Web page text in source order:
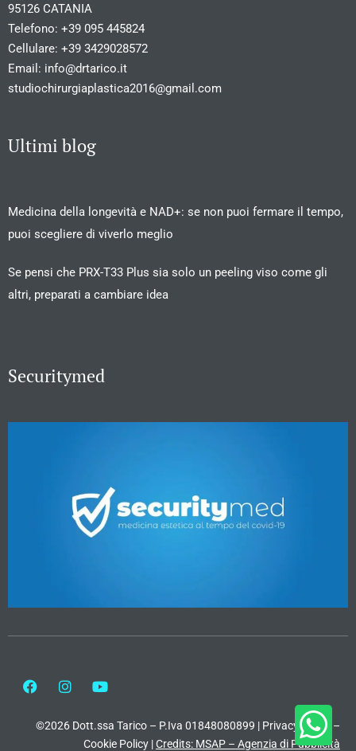
95126 CATANIA
Telefono: +39 095 445824
Cellulare: +39 3429028572
Email: info@drtarico.it
studiochirurgiaplastica2016@gmail.com
Ultimi blog
Medicina della longevità e NAD+: se non puoi fermare il tempo,
puoi scegliere di viverlo meglio
Se pensi che PRX-T33 Plus sia solo un peeling viso come gli
altri, preparati a cambiare idea
Securitymed
©2026 Dott.ssa Tarico – P.Iva 01848080899 | Privacy Policy –
Cookie Policy |Credits: MSAP – Agenzia di Pubblicità